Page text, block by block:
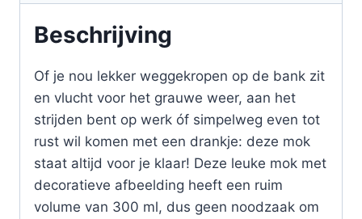
Beschrijving
Of je nou lekker weggekropen op de bank zit
en vlucht voor het grauwe weer, aan het
strijden bent op werk óf simpelweg even tot
rust wil komen met een drankje: deze mok
staat altijd voor je klaar! Deze leuke mok met
decoratieve afbeelding heeft een ruim
volume van 300 ml, dus geen noodzaak om